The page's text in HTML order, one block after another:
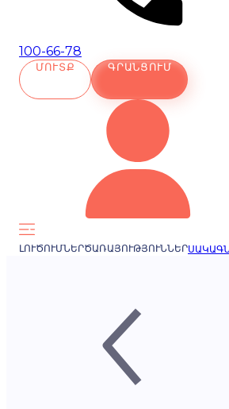
100-66-78
ՄՈՒՏՔ ԳՐԱՆՑՈՒՄ
ԼՈՒԾՈՒՄՆԵՐԾԱՌԱՅՈՒԹՅՈՒՆՆԵՐ